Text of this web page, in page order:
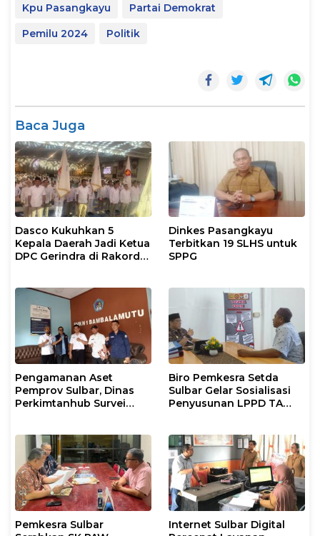
Kpu Pasangkayu
Partai Demokrat
Pemilu 2024
Politik
Baca Juga
Dasco Kukuhkan 5
Kepala Daerah Jadi Ketua
DPC Gerindra di Rakorda
Dinkes Pasangkayu
Terbitkan 19 SLHS untuk
SPPG
Pengamanan Aset
Pemprov Sulbar, Dinas
Perkimtanhub Survei
Biro Pemkesra Setda
Sulbar Gelar Sosialisasi
Penyusunan LPPD TA
Pemkesra Sulbar
Internet Sulbar Digital